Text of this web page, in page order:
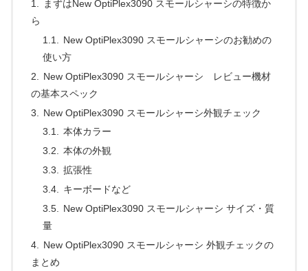
まずはNew OptiPlex3090 スモールシャーシの特徴か
ら
New OptiPlex3090 スモールシャーシのお勧めの
使い方
New OptiPlex3090 スモールシャーシ レビュー機材
の基本スペック
New OptiPlex3090 スモールシャーシ外観チェック
本体カラー
本体の外観
拡張性
キーボードなど
New OptiPlex3090 スモールシャーシ サイズ・質
量
New OptiPlex3090 スモールシャーシ 外観チェックの
まとめ